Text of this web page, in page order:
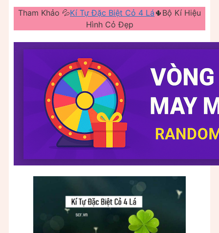
Tham Khảo 💦Kí Tự Đặc Biệt Cỏ 4 Lá 🌵Bộ Kí Hiệu
Hình Cỏ Đẹp